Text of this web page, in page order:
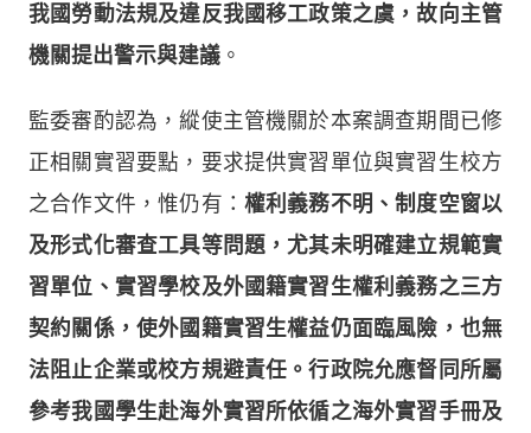
我國勞動法規及違反我國移工政策之虞，故向主管
機關提出警示與建議 。
監委審酌認為，縱使主管機關於本案調查期間已修
正相關實習要點，要求提供實習單位與實習生校方
之合作文件，惟仍有： 權利義務不明、制度空窗以
及形式化審查工具等問題，尤其未明確建立規範實
習單位、實習學校及外國籍實習生權利義務之三方
契約關係，使外國籍實習生權益仍面臨風險，也無
法阻止企業或校方規避責任。行政院允應督同所屬
參考我國學生赴海外實習所依循之海外實習手冊及